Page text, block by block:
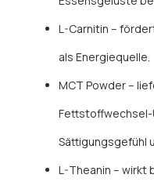
L-Carnitin –
als Energiequelle.
MCT Powder –
Fettstoffwechsel-
Sättigungsgefühl
L-Theanin – wirkt